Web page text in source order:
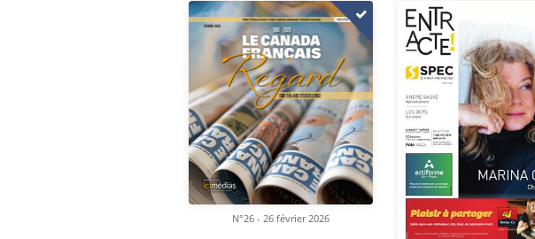
N°26 - 26 février 2026